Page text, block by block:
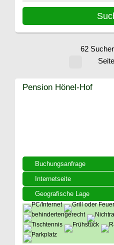
62
Buchungsanfrage
Internetseite
Geografische Lage
Pension Hönel-Hof